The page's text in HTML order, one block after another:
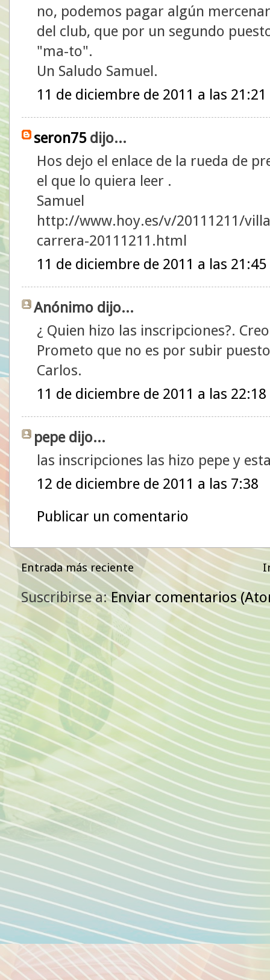
no, podemos pagar algún
del club, que por un segundo
"ma-to".
Un Saludo Samuel.
11 de diciembre de 2011 a las 21:21
seron75dijo...
Hos dejo el enlace de la rueda de
el que lo quiera leer .
Samuel
http://www.hoy.es/v/20111211/
carrera-20111211.html
11 de diciembre de 2011 a las 21:45
Anónimo dijo...
¿ Quien hizo las inscripciones?.
Prometo que no es por subir
Carlos.
11 de diciembre de 2011 a las 22:18
pepe dijo...
las inscripciones las hizo pepe y
12 de diciembre de 2011 a las 7:38
Publicar un comentario
Entrada más reciente
Suscribirse a:Enviar comentarios